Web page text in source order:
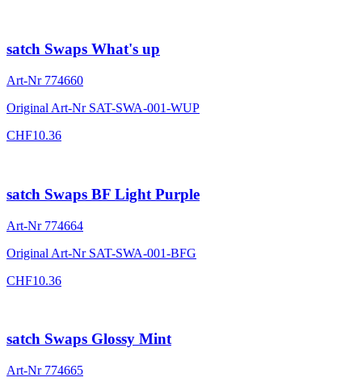
satch Swaps What's up
Art-Nr 774660
Original Art-Nr SAT-SWA-001-WUP
CHF10.36
satch Swaps BF Light Purple
Art-Nr 774664
Original Art-Nr SAT-SWA-001-BFG
CHF10.36
satch Swaps Glossy Mint
Art-Nr 774665